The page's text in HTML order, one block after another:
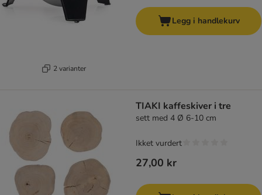
2 varianter
Legg i handlekurv
TIAKI kaffeskiver i tre
sett med 4 Ø 6-10 cm
27,00 kr
Ikket vurdert